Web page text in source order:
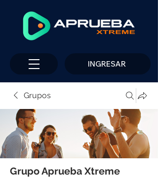
INGRESAR
Grupos
Grupo Aprueba Xtreme